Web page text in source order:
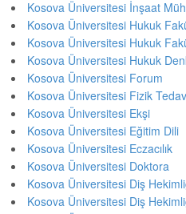
Kosova Üniversitesi İnşaat
Kosova Üniversitesi Hukuk
Kosova Üniversitesi Hukuk
Kosova Üniversitesi Hukuk
Kosova Üniversitesi Forum
Kosova Üniversitesi Fizik
Kosova Üniversitesi Ekşi
Kosova Üniversitesi Eğitim Dili
Kosova Üniversitesi Eczacılık
Kosova Üniversitesi Doktora
Kosova Üniversitesi Diş
Kosova Üniversitesi Diş